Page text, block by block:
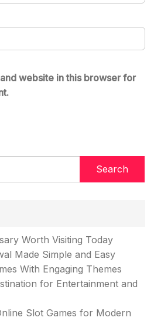
website in this browser for
Search
Worth Visiting Today
Made Simple and Easy
With Engaging Themes
for Entertainment and
Slot Games for Modern